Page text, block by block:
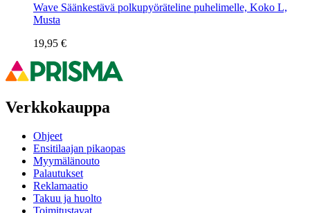
Wave Säänkestävä polkupyöräteline puhelimelle, Koko L,
Musta
19,95 €
Verkkokauppa
Ohjeet
Ensitilaajan pikaopas
Myymälänouto
Palautukset
Reklamaatio
Takuu ja huolto